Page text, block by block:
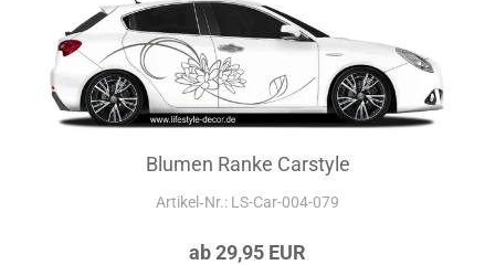
Blumen Ranke Carstyle
Artikel‑Nr.: LS-Car-004-079
ab 29,95 EUR